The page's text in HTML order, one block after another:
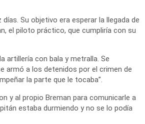
Su objetivo era esperar la llegada de
el piloto práctico, que cumpliría con su
artillería con bala y metralla. Se
armó a los detenidos por el crimen de
la parte que le tocaba”.
y al propio Breman para comunicarle a
estaba durmiendo y no se lo podía